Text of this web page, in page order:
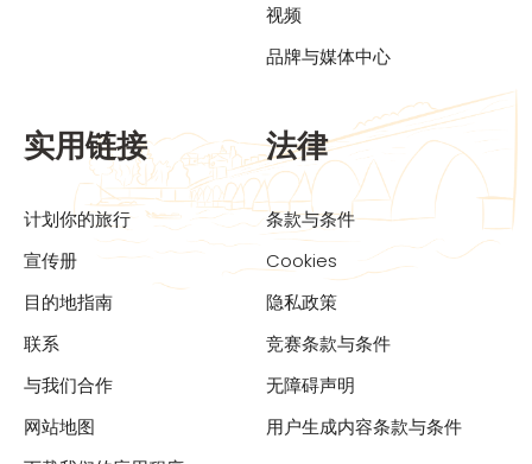
视频
品牌与媒体中心
实用链接
计划你的旅行
宣传册
目的地指南
联系
与我们合作
网站地图
法律
条款与条件
Cookies
隐私政策
竞赛条款与条件
无障碍声明
用户生成内容条款与条件